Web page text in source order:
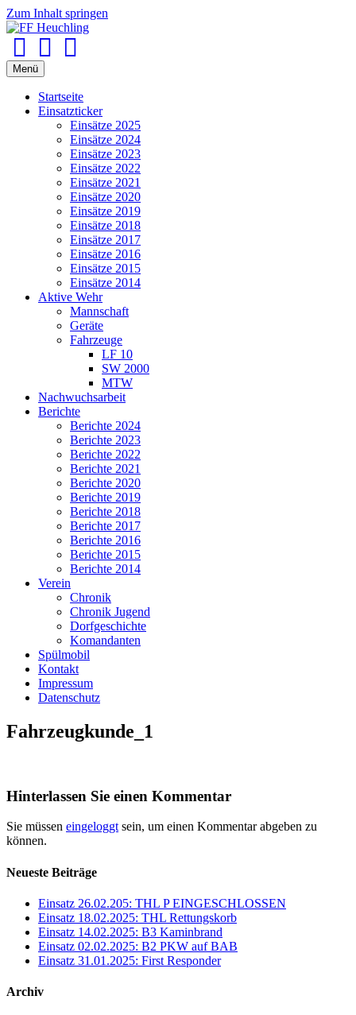
Zum Inhalt springen
Menü
Startseite
Einsatzticker
Einsätze 2025
Einsätze 2024
Einsätze 2023
Einsätze 2022
Einsätze 2021
Einsätze 2020
Einsätze 2019
Einsätze 2018
Einsätze 2017
Einsätze 2016
Einsätze 2015
Einsätze 2014
Aktive Wehr
Mannschaft
Geräte
Fahrzeuge
LF 10
SW 2000
MTW
Nachwuchsarbeit
Berichte
Berichte 2024
Berichte 2023
Berichte 2022
Berichte 2021
Berichte 2020
Berichte 2019
Berichte 2018
Berichte 2017
Berichte 2016
Berichte 2015
Berichte 2014
Verein
Chronik
Chronik Jugend
Dorfgeschichte
Komandanten
Spülmobil
Kontakt
Impressum
Datenschutz
Fahrzeugkunde_1
Hinterlassen Sie einen Kommentar
Sie müssen eingeloggt sein, um einen Kommentar abgeben zu
können.
Neueste Beiträge
Einsatz 26.02.205: THL P EINGESCHLOSSEN
Einsatz 18.02.2025: THL Rettungskorb
Einsatz 14.02.2025: B3 Kaminbrand
Einsatz 02.02.2025: B2 PKW auf BAB
Einsatz 31.01.2025: First Responder
Archiv